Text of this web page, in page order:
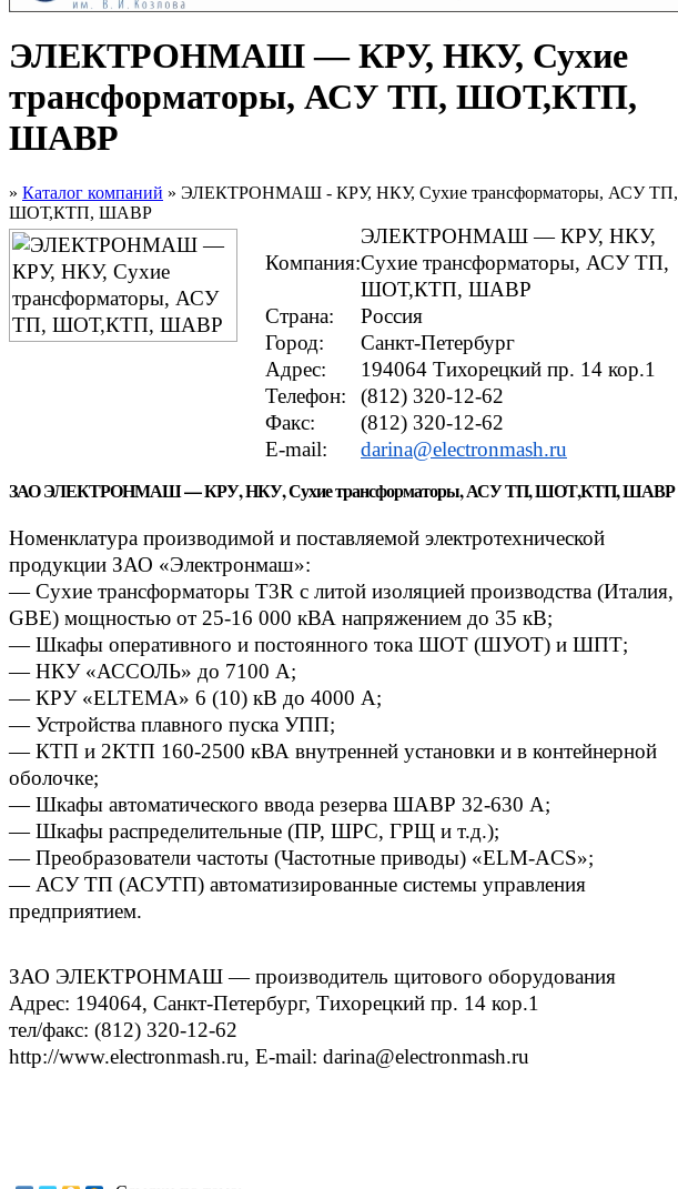
ЭЛЕКТРОНМАШ — КРУ, НКУ, Сухие
трансформаторы, АСУ ТП, ШОТ,КТП,
ШАВР
» Каталог компаний » ЭЛЕКТРОНМАШ - КРУ, НКУ, Сухие трансформаторы, АСУ ТП,
ШОТ,КТП, ШАВР
Компания:
ЭЛЕКТРОНМАШ — КРУ, НКУ,
Сухие трансформаторы, АСУ ТП,
ШОТ,КТП, ШАВР
Страна:
Россия
Город:
Санкт-Петербург
Адрес:
194064 Тихорецкий пр. 14 кор.1
Телефон:
(812) 320-12-62
Факс:
(812) 320-12-62
E-mail:
darina@electronmash.ru
ЗАО ЭЛЕКТРОНМАШ — КРУ, НКУ, Сухие трансформаторы, АСУ ТП, ШОТ,КТП, ШАВР
Номенклатура производимой и поставляемой электротехнической
продукции ЗАО «Электронмаш»:
— Сухие трансформаторы Т3R с литой изоляцией производства (Италия,
GBE) мощностью от 25-16 000 кВА напряжением до 35 кВ;
— Шкафы оперативного и постоянного тока ШОТ (ШУОТ) и ШПТ;
— НКУ «АССОЛЬ» до 7100 А;
— КРУ «ЕLTEMA» 6 (10) кВ до 4000 А;
— Устройства плавного пуска УПП;
— КТП и 2КТП 160-2500 кВА внутренней установки и в контейнерной
оболочке;
— Шкафы автоматического ввода резерва ШАВР 32-630 А;
— Шкафы распределительные (ПР, ШРС, ГРЩ и т.д.);
— Преобразователи частоты (Частотные приводы) «ELM-ACS»;
— АСУ ТП (АСУТП) автоматизированные системы управления
предприятием.
ЗАО ЭЛЕКТРОНМАШ — производитель щитового оборудования
Адрес: 194064, Санкт-Петербург, Тихорецкий пр. 14 кор.1
тел/факс: (812) 320-12-62
http://www.electronmash.ru, E-mail: darina@electronmash.ru